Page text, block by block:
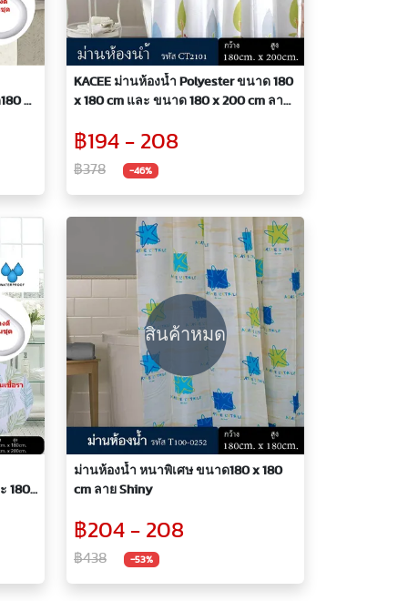
x
KACEE ม่านห้องน้ำ Polyester ขนาด 180
x 180 cm และ ขนาด 180 x 200 cm ลาย
฿194 - 208
฿378 -46%
สินค้าหมด
ม่านห้องน้ำ หนาพิเศษ ขนาด180 x 180
cm ลาย Shiny
฿204 - 208
฿438 -53%